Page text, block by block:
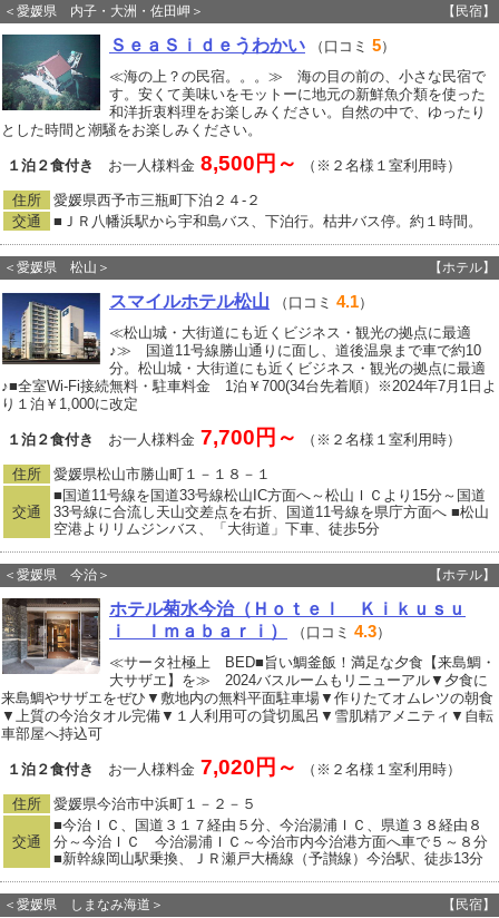
＜愛媛県 内子・大洲・佐田岬＞ 【民宿】
ＳｅａＳｉｄｅうわかい （口コミ 5）
≪海の上？の民宿。。。≫ 海の目の前の、小さな民宿で
す。安くて美味いをモットーに地元の新鮮魚介類を使った
和洋折衷料理をお楽しみください。自然の中で、ゆったり
とした時間と潮騒をお楽しみください。
１泊２食付き お一人様料金 8,500円～ （※２名様１室利用時）
住所
愛媛県西予市三瓶町下泊２４‐２
交通
■ＪＲ八幡浜駅から宇和島バス、下泊行。枯井バス停。約１時間。
＜愛媛県 松山＞ 【ホテル】
スマイルホテル松山 （口コミ 4.1）
≪松山城・大街道にも近くビジネス・観光の拠点に最適
♪≫ 国道11号線勝山通りに面し、道後温泉まで車で約10
分。松山城・大街道にも近くビジネス・観光の拠点に最適
♪■全室Wi-Fi接続無料・駐車料金 1泊￥700(34台先着順）※2024年7月1日よ
り１泊￥1,000に改定
１泊２食付き お一人様料金 7,700円～ （※２名様１室利用時）
住所 愛媛県松山市勝山町１－１８－１
交通
■国道11号線を国道33号線松山IC方面へ～松山ＩＣより15分～国道
33号線に合流し天山交差点を右折、国道11号線を県庁方面へ ■松山
空港よりリムジンバス、「大街道」下車、徒歩5分
＜愛媛県 今治＞ 【ホテル】
ホテル菊水今治（Ｈｏｔｅｌ Ｋｉｋｕｓｕ
ｉ Ｉｍａｂａｒｉ）
（口コミ 4.3）
≪サータ社極上 BED■旨い鯛釜飯！満足な夕食【来島鯛・
大サザエ】を≫ 2024バスルームもリニューアル▼夕食に
来島鯛やサザエをぜひ▼敷地内の無料平面駐車場▼作りたてオムレツの朝食
▼上質の今治タオル完備▼１人利用可の貸切風呂▼雪肌精アメニティ▼自転
車部屋へ持込可
１泊２食付き お一人様料金 7,020円～ （※２名様１室利用時）
住所 愛媛県今治市中浜町１－２－５
交通
■今治ＩＣ、国道３１７経由５分、今治湯浦ＩＣ、県道３８経由８
分～今治ＩＣ 今治湯浦ＩＣ～今治市内今治港方面へ車で５～８分
■新幹線岡山駅乗換、ＪＲ瀬戸大橋線（予讃線）今治駅、徒歩13分
＜愛媛県 しまなみ海道＞ 【民宿】